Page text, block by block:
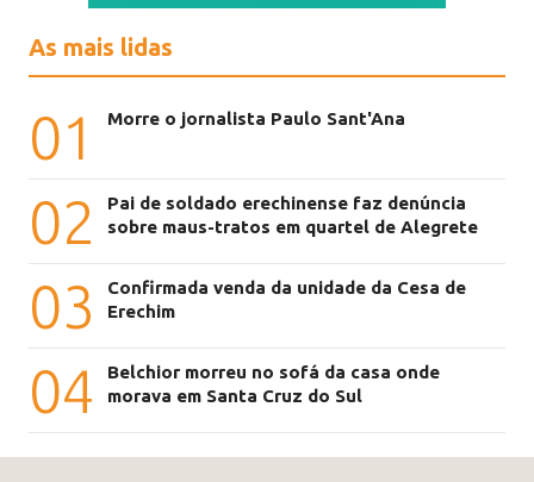
As mais lidas
01 Morre o jornalista Paulo Sant'Ana
02
Pai de soldado erechinense faz denúncia
sobre maus-tratos em quartel de Alegrete
03
Confirmada venda da unidade da Cesa de
Erechim
04
Belchior morreu no sofá da casa onde
morava em Santa Cruz do Sul